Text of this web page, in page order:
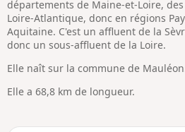
départements de Maine-et-Loire,
Loire-Atlantique, donc en régions
Aquitaine. C'est un affluent de la
donc un sous-affluent de la Loire.
Elle naît sur la commune de
Elle a 68,8 km de longueur.